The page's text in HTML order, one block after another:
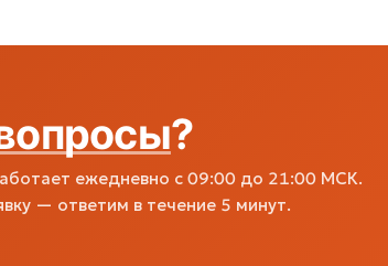
?
ежедневно с 09:00 до 21:00 МСК.
— ответим в течение 5 минут.